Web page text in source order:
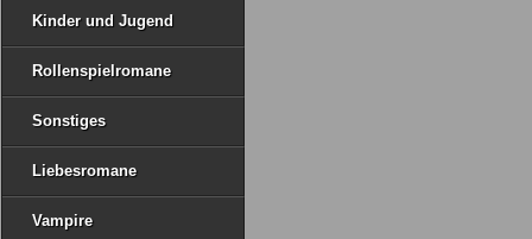
Kinder und Jugend
Rollenspielromane
Sonstiges
Liebesromane
Vampire